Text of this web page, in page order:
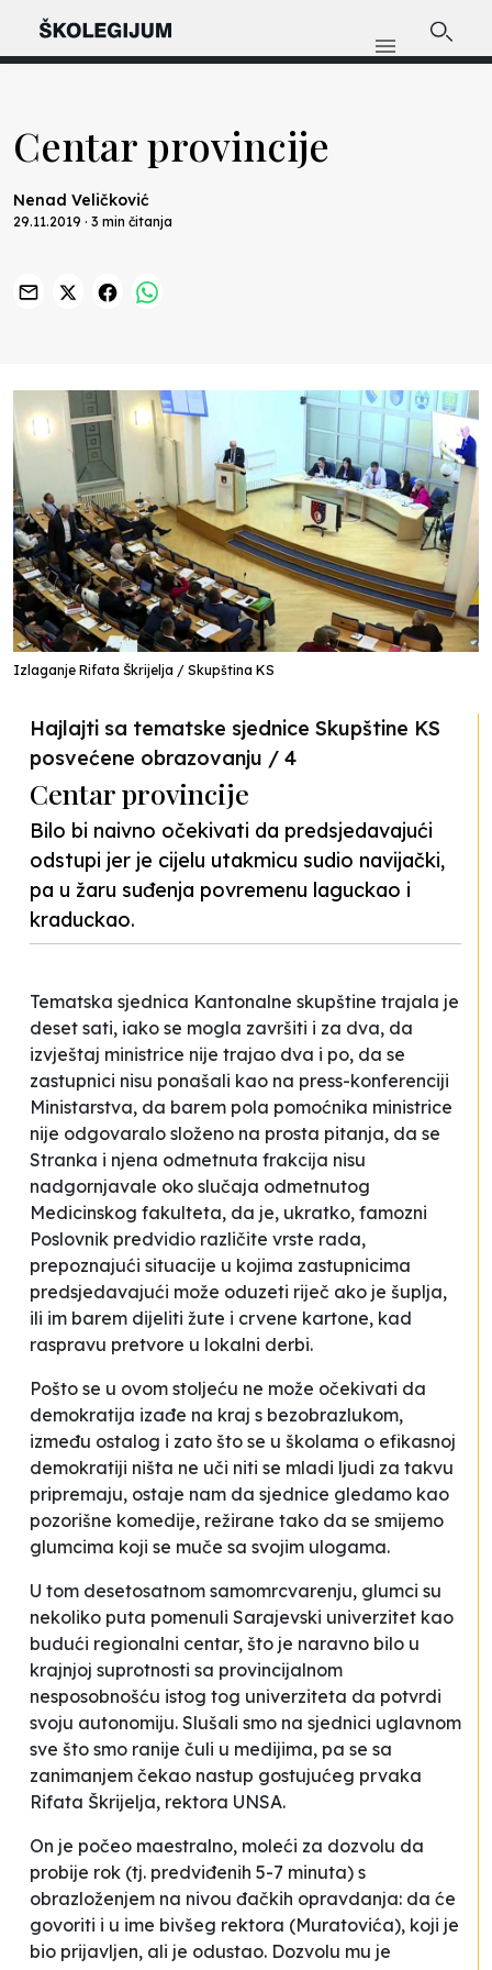
Centar provincije
Nenad Veličković
29.11.2019 · 3 min čitanja
Izlaganje Rifata Škrijelja / Skupština KS
Hajlajti sa tematske sjednice Skupštine KS
posvećene obrazovanju / 4
Centar provincije
Bilo bi naivno očekivati da predsjedavajući
odstupi jer je cijelu utakmicu sudio navijački,
pa u žaru suđenja povremenu laguckao i
kraduckao.
Tematska sjednica Kantonalne skupštine trajala je
deset sati, iako se mogla završiti i za dva, da
izvještaj ministrice nije trajao dva i po, da se
zastupnici nisu ponašali kao na press-konferenciji
Ministarstva, da barem pola pomoćnika ministrice
nije odgovaralo složeno na prosta pitanja, da se
Stranka i njena odmetnuta frakcija nisu
nadgornjavale oko slučaja odmetnutog
Medicinskog fakulteta, da je, ukratko, famozni
Poslovnik predvidio različite vrste rada,
prepoznajući situacije u kojima zastupnicima
predsjedavajući može oduzeti riječ ako je šuplja,
ili im barem dijeliti žute i crvene kartone, kad
raspravu pretvore u lokalni derbi.
Pošto se u ovom stoljeću ne može očekivati da
demokratija izađe na kraj s bezobrazlukom,
između ostalog i zato što se u školama o efikasnoj
demokratiji ništa ne uči niti se mladi ljudi za takvu
pripremaju, ostaje nam da sjednice gledamo kao
pozorišne komedije, režirane tako da se smijemo
glumcima koji se muče sa svojim ulogama.
U tom desetosatnom samomrcvarenju, glumci su
nekoliko puta pomenuli Sarajevski univerzitet kao
budući regionalni centar, što je naravno bilo u
krajnjoj suprotnosti sa provincijalnom
nesposobnošću istog tog univerziteta da potvrdi
svoju autonomiju. Slušali smo na sjednici uglavnom
sve što smo ranije čuli u medijima, pa se sa
zanimanjem čekao nastup gostujućeg prvaka
Rifata Škrijelja, rektora UNSA.
On je počeo maestralno, moleći za dozvolu da
probije rok (tj. predviđenih 5-7 minuta) s
obrazloženjem na nivou đačkih opravdanja: da će
govoriti i u ime bivšeg rektora (Muratovića), koji je
bio prijavljen, ali je odustao. Dozvolu mu je